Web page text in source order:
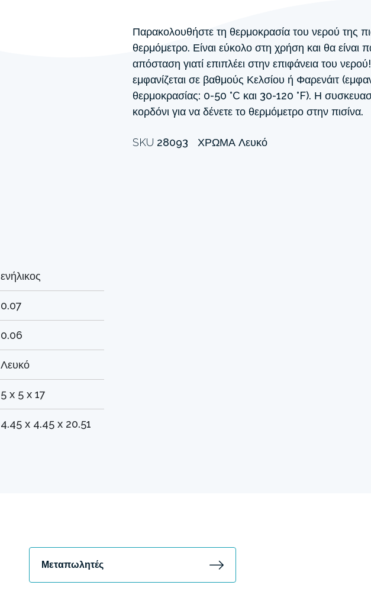
Παρακολουθήστε τη θερμοκρασία του νερού της
θερμόμετρο. Είναι εύκολο στη χρήση και θα είναι
απόσταση γιατί επιπλέει στην επιφάνεια του
εμφανίζεται σε βαθμούς Κελσίου ή Φαρενάιτ
θερμοκρασίας: 0-50 °C και 30-120 °F). Η
κορδόνι για να δένετε το θερμόμετρο στην πισίνα.
SKU 28093 ΧΡΏΜΑ Λευκό
ενήλικος
0.07
0.06
Λευκό
5 x 5 x 17
4.45 x 4.45 x 20.51
Μεταπωλητές